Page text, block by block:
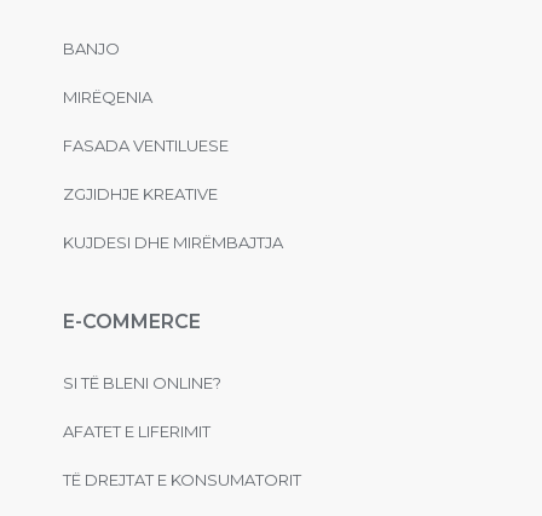
BANJO
MIRËQENIA
FASADA VENTILUESE
ZGJIDHJE KREATIVE
KUJDESI DHE MIRËMBAJTJA
E-COMMERCE
SI TË BLENI ONLINE?
AFATET E LIFERIMIT
TË DREJTAT E KONSUMATORIT